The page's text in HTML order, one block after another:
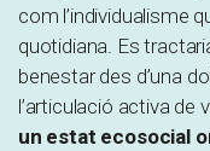
com l’individualisme
quotidiana. Es
benestar des d’una
l’articulació activa de
un estat ecosocial